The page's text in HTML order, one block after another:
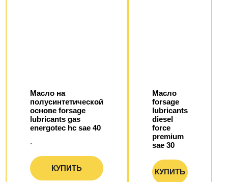
Масло на
полусинтетической
основе forsage
lubricants gas
energotec hc sae 40
.
КУПИТЬ
Масло
forsage
lubricants
diesel
force
premium
sae 30
КУПИТЬ